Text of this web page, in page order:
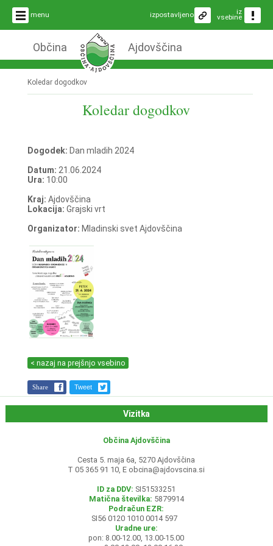
menu iz
vsebine
izpostavljeno
Občina Ajdovščina
Koledar dogodkov
Koledar dogodkov
Dogodek: Dan mladih 2024
Datum: 21.06.2024
Ura: 10:00
Kraj: Ajdovščina
Lokacija: Grajski vrt
Organizator: Mladinski svet Ajdovščina
< nazaj na prejšnjo vsebino
Share Tweet
Vizitka
Občina Ajdovščina
Cesta 5. maja 6a, 5270 Ajdovščina
T 05 365 91 10, E obcina@ajdovscina.si
ID za DDV: SI51533251
Matična številka: 5879914
Podračun EZR:
SI56 0120 1010 0014 597
Uradne ure:
pon: 8.00-12.00, 13.00-15.00